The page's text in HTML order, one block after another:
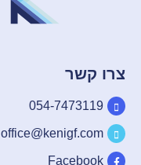
צרו קשר
054-7473119
office@kenigf.com
Facebook